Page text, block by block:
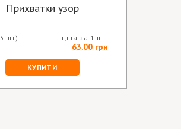
Прихватки узор
шт) ціна за 1 шт.
63.00 грн
КУПИТИ